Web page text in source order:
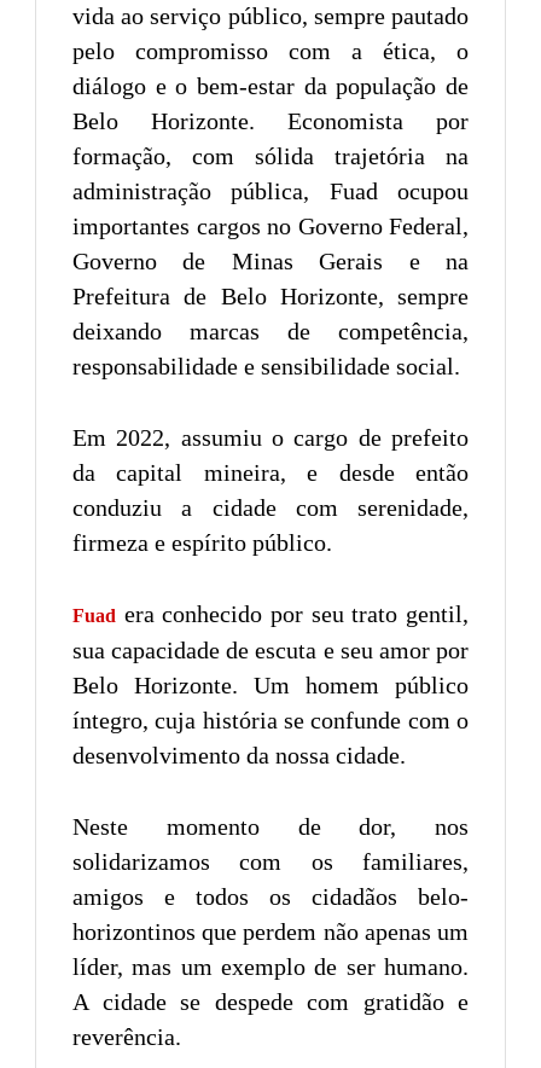
vida ao serviço público, sempre pautado
pelo compromisso com a ética, o
diálogo e o bem-estar da população de
Belo Horizonte. Economista por
formação, com sólida trajetória na
administração pública, Fuad ocupou
importantes cargos no Governo Federal,
Governo de Minas Gerais e na
Prefeitura de Belo Horizonte, sempre
deixando marcas de competência,
responsabilidade e sensibilidade social.
Em 2022, assumiu o cargo de prefeito
da capital mineira, e desde então
conduziu a cidade com serenidade,
firmeza e espírito público.
Fuad era conhecido por seu trato gentil,
sua capacidade de escuta e seu amor por
Belo Horizonte. Um homem público
íntegro, cuja história se confunde com o
desenvolvimento da nossa cidade.
Neste momento de dor, nos
solidarizamos com os familiares,
amigos e todos os cidadãos belo-
horizontinos que perdem não apenas um
líder, mas um exemplo de ser humano.
A cidade se despede com gratidão e
reverência.